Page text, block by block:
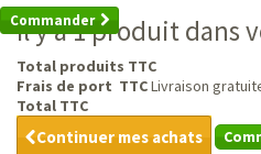
Commander
Il y a 1 produit dans
Total produits TTC
Frais de port TTCLivraison
Total TTC
Continuer mes achats